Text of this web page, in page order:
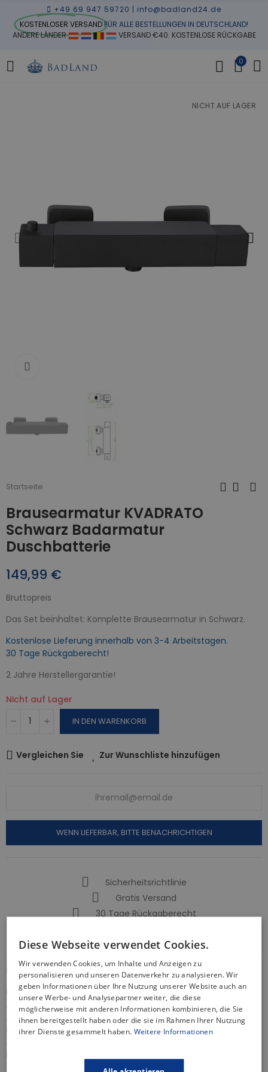
+49 69 947 59720 | info@badland24.de
KOSTENLOSER VERSANDFÜR ALLE BESTELLUNGEN IN DEUTSCHLAND!
ANDERE LÄNDER
VERSAND €40. KOSTENLOSE RÜCKGABE
0
NICHT AUF LAGER
Startseite
Brausearmatur KVADRATO
Schwarz Badarmatur
Duschbatterie
149,99 €
Bruttopreis
Das Set beinhaltet: Komplette Brausearmatur in Schwarz.
Kostenlose Lieferung innerhalb von 3-4 Arbeitstagen.
30 Tage Rückgaberecht!
2 Jahre Herstellergarantie!
Nicht auf Lager
IN DEN WARENKORB
Vergleichen Sie Zur Wunschliste hinzufügen
WENN LIEFERBAR, BITTE BENACHRICHTIGEN
Sicherheitsrichtlinie
Gratis Versand
30 Tage Rückgaberecht
BESCHREIBUNG
Im Badezimmer ist die Brausearmatur das unverzichtbare
Ausstattungselement für die Duschkabine, das je nach
Abstimmung mit der Einrichtung die tägliche Pflege
revolutionieren und die Optik beeinflussen kann. Unser
Diese Webseite verwendet Cookies.
Wir verwenden Cookies, um Inhalte und Anzeigen zu
personalisieren und unseren Datenverkehr zu analysieren. Wir
geben Informationen über Ihre Nutzung unserer Website auch an
unsere Werbe- und Analysepartner weiter, die diese
möglicherweise mit anderen Informationen kombinieren, die Sie
ihnen bereitgestellt haben oder die sie im Rahmen Ihrer Nutzung
ihrer Dienste gesammelt haben. Weitere Informationen